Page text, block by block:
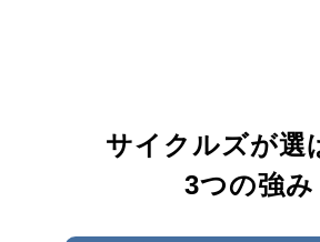
サイクルズが選
3つの強み